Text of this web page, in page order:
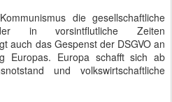
die gesellschaftliche
in vorsintflutliche Zeiten
auch das Gespenst der DSGVO an
Europas. Europa schafft sich ab
und volkswirtschaftliche